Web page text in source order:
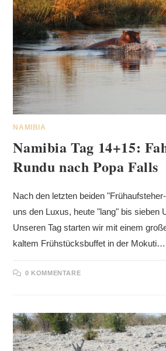
NAMIBIA
Namibia Tag 14+15:
Rundu nach Popa Falls
Nach den letzten beiden
uns den Luxus, heute "lang" bis sieben
Unseren Tag starten wir mit einem
kaltem Frühstücksbuffet in der Mokuti…
0 KOMMENTARE